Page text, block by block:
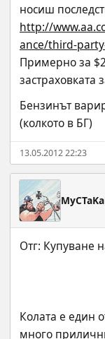
носиш
http://
ance/third-
Примерно за
застраховката
Бензинът
(колкото в БГ)
13.05.2012 22:23
Колата е един
много